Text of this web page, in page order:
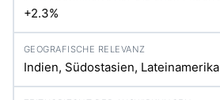
+2.3%
Indien, Südostasien, Lateinamerika